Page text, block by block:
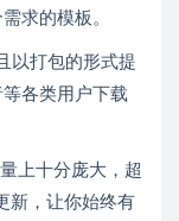
求的模板。
以打包的形式提
各类用户下载
上十分庞大，超
新，让你始终有